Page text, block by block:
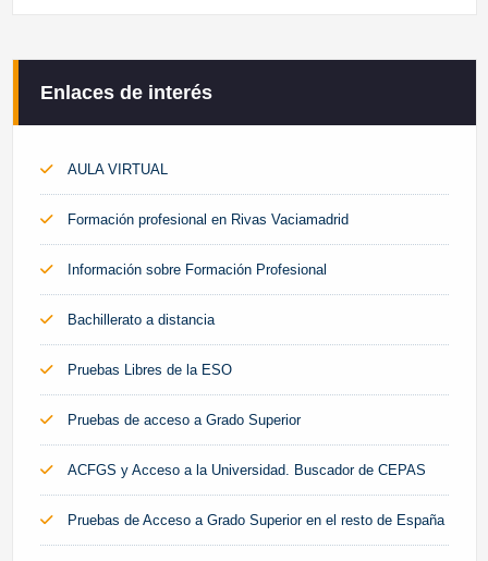
Enlaces de interés
AULA VIRTUAL
Formación profesional en Rivas Vaciamadrid
Información sobre Formación Profesional
Bachillerato a distancia
Pruebas Libres de la ESO
Pruebas de acceso a Grado Superior
ACFGS y Acceso a la Universidad. Buscador de CEPAS
Pruebas de Acceso a Grado Superior en el resto de España